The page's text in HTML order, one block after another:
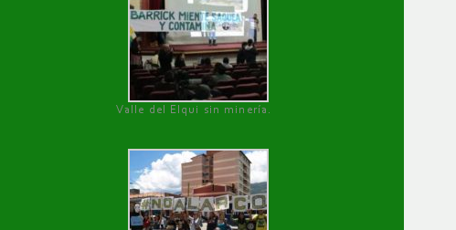
Valle del Elqui sin minería.